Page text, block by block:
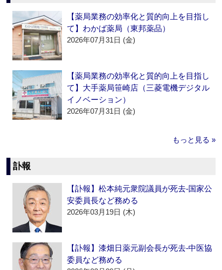
【薬局業務の効率化と質的向上を目指し
て】わかば薬局（東邦薬品）
2026年07月31日 (金)
【薬局業務の効率化と質的向上を目指し
て】大手薬局笹崎店（三菱電機デジタル
イノベーション）
2026年07月31日 (金)
もっと見る »
訃報
【訃報】松本純元衆院議員が死去‐国家公
安委員長など務める
2026年03月19日 (木)
【訃報】漆畑日薬元副会長が死去‐中医協
委員など務める